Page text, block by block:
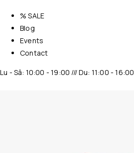
% SALE
Blog
Events
Contact
Lu - Sâ: 10:00 - 19:00 /// Du: 11:00 - 16:00